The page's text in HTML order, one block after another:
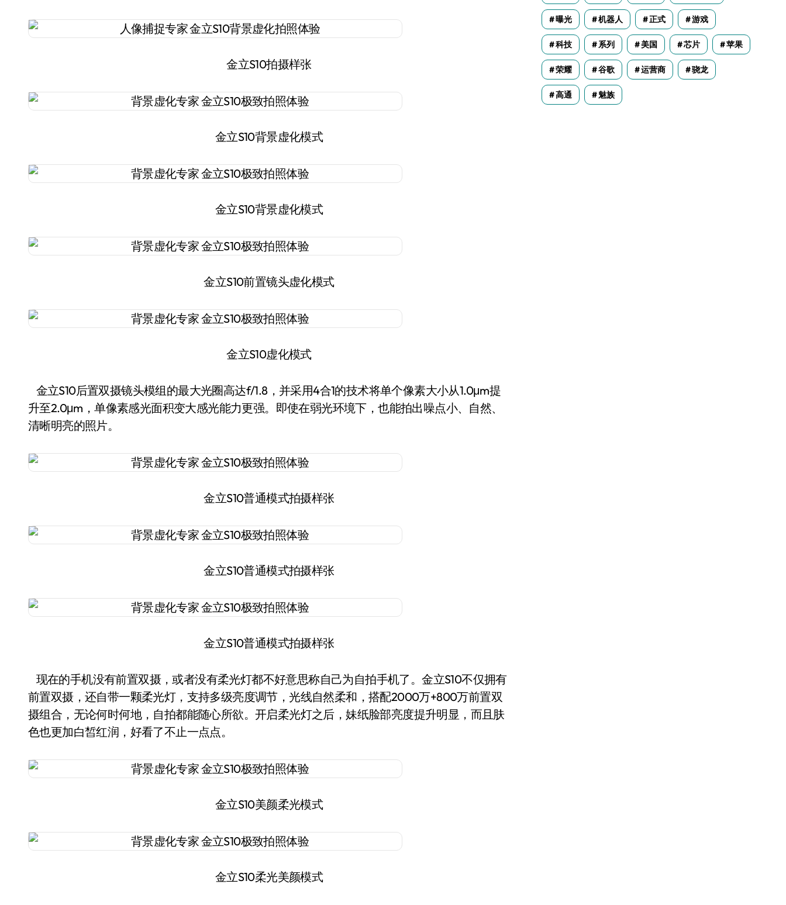
金立S10拍摄样张
金立S10背景虚化模式
金立S10背景虚化模式
金立S10前置镜头虚化模式
金立S10虚化模式
金立S10后置双摄镜头模组的最大光圈高达f/1.8，并采用4合1的技术将单个像素大小从1.0μm提
升至2.0μm，单像素感光面积变大感光能力更强。即使在弱光环境下，也能拍出噪点小、自然、
清晰明亮的照片。
金立S10普通模式拍摄样张
金立S10普通模式拍摄样张
金立S10普通模式拍摄样张
现在的手机没有前置双摄，或者没有柔光灯都不好意思称自己为自拍手机了。金立S10不仅拥有
前置双摄，还自带一颗柔光灯，支持多级亮度调节，光线自然柔和，搭配2000万+800万前置双
摄组合，无论何时何地，自拍都能随心所欲。开启柔光灯之后，妹纸脸部亮度提升明显，而且肤
色也更加白皙红润，好看了不止一点点。
金立S10美颜柔光模式
金立S10柔光美颜模式
曝光 机器人 正式 游戏
科技 系列 美国 芯片 苹果
荣耀 谷歌 运营商 骁龙
高通 魅族